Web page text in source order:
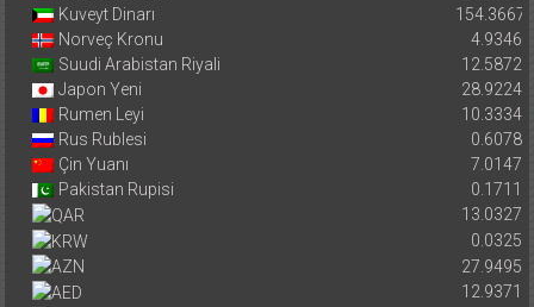
Kuveyt Dinarı
154.3667
Norveç Kronu
4.9346
Suudi Arabistan Riyali
12.5872
Japon Yeni
28.9224
Rumen Leyi
10.3334
Rus Rublesi
0.6078
Çin Yuanı
7.0147
Pakistan Rupisi
0.1711
13.0327
0.0325
27.9495
12.9371